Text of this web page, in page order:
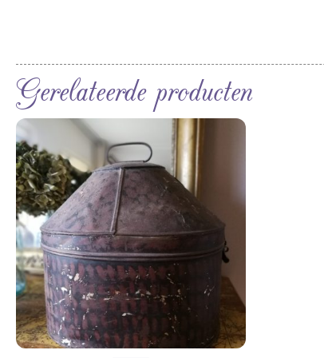
Gerelateerde producten